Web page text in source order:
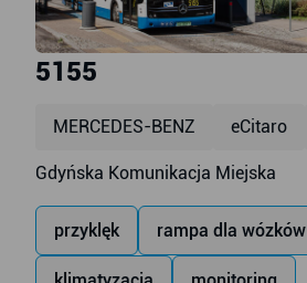
5155
MERCEDES-BENZ eCitaro
Gdyńska Komunikacja Miejska
przyklęk rampa dla wózków